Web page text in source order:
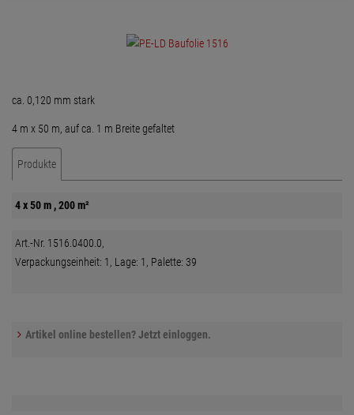
ca. 0,120 mm stark
4 m x 50 m, auf ca. 1 m Breite gefaltet
Produkte
4 x 50 m , 200 m²
Art.-Nr. 1516.0400.0,
Verpackungseinheit: 1, Lage: 1, Palette: 39
Artikel online bestellen? Jetzt einloggen.